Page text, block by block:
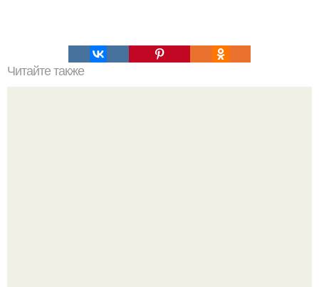
Читайте также